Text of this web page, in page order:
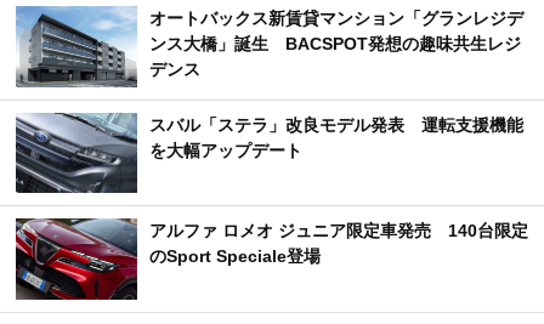
オートバックス新賃貸マンション「グランレジデ
ンス大橋」誕生 BACSPOT発想の趣味共生レジ
デンス
スバル「ステラ」改良モデル発表 運転支援機能
を大幅アップデート
アルファ ロメオ ジュニア限定車発売 140台限定
のSport Speciale登場